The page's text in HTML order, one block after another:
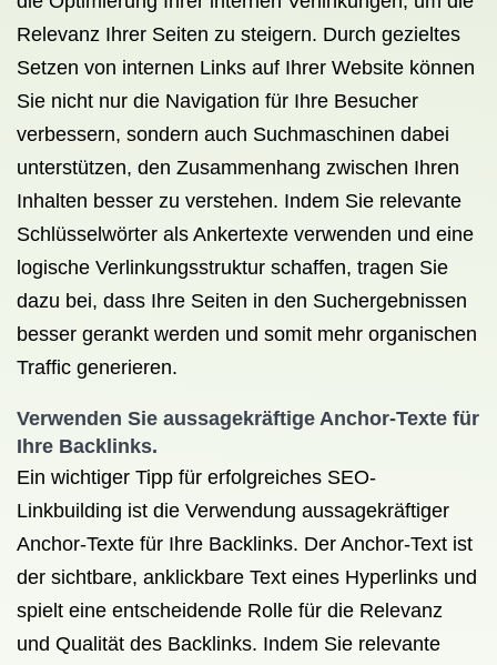
Relevanz Ihrer Seiten zu steigern. Durch gezieltes
Setzen von internen Links auf Ihrer Website können
Sie nicht nur die Navigation für Ihre Besucher
verbessern, sondern auch Suchmaschinen dabei
unterstützen, den Zusammenhang zwischen Ihren
Inhalten besser zu verstehen. Indem Sie relevante
Schlüsselwörter als Ankertexte verwenden und eine
logische Verlinkungsstruktur schaffen, tragen Sie
dazu bei, dass Ihre Seiten in den Suchergebnissen
besser gerankt werden und somit mehr organischen
Traffic generieren.
Verwenden Sie aussagekräftige Anchor-Texte für
Ihre Backlinks.
Ein wichtiger Tipp für erfolgreiches SEO-
Linkbuilding ist die Verwendung aussagekräftiger
Anchor-Texte für Ihre Backlinks. Der Anchor-Text ist
der sichtbare, anklickbare Text eines Hyperlinks und
spielt eine entscheidende Rolle für die Relevanz
und Qualität des Backlinks. Indem Sie relevante